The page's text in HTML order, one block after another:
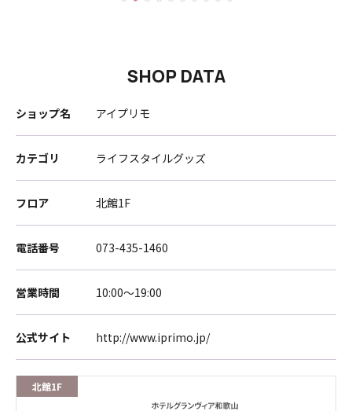
SHOP DATA
ショップ名 アイプリモ
カテゴリ ライフスタイルグッズ
フロア 北館1F
電話番号 073-435-1460
営業時間 10:00～19:00
公式サイト http://www.iprimo.jp/
北館1F